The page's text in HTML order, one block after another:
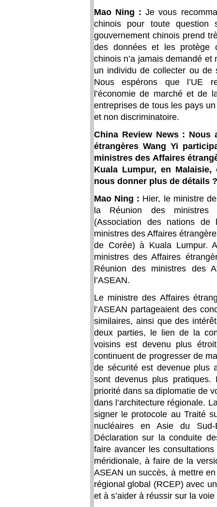
Mao Ning :Je vous
chinois pour toute
gouvernement chinois prend
des données et les protège
chinois n’a jamais demandé
un individu de collecter ou
Nous espérons que l’UE
l’économie de marché et de
entreprises de tous les pays
et non discriminatoire.
China Review News :
étrangères Wang Yi
ministres des Affaires
Kuala Lumpur, en
nous donner plus de détails ?
Mao Ning : Hier, le ministre
la Réunion des ministres
(Association des nations
ministres des Affaires
de Corée) à Kuala Lumpur.
ministres des Affaires
Réunion des ministres des
l’ASEAN.
Le ministre des Affaires
l’ASEAN partageaient des
similaires, ainsi que des
deux parties, le lien de la
voisins est devenu plus
continuent de progresser de
de sécurité est devenue plus
sont devenus plus pratiques.
priorité dans sa diplomatie de
dans l’architecture régionale.
signer le protocole au Traité
nucléaires en Asie du
Déclaration sur la conduite
faire avancer les
méridionale, à faire de la
ASEAN un succès, à mettre
régional global (RCEP) avec
et à s’aider à réussir sur la